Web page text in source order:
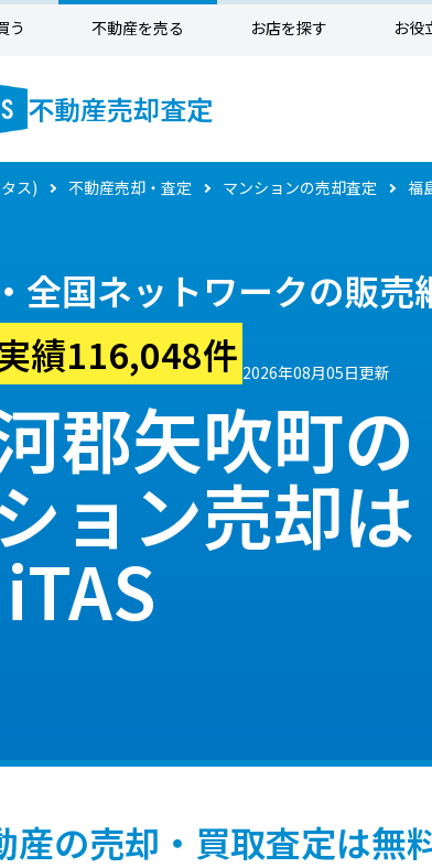
う 不動産を売る お店を探す お役
不動産売却査定
ス) 不動産売却・査定 マンションの売却査定 福
全国ネットワークの販売
績116,048件 2026年08月05日更新
郡矢吹町の
ョン売却は
産の売却・買取査定は無